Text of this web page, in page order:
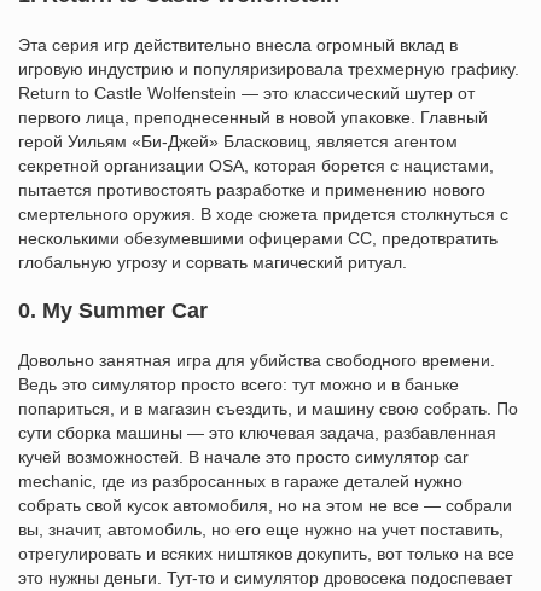
Эта серия игр действительно внесла огромный вклад в
игровую индустрию и популяризировала трехмерную графику.
Return to Castle Wolfenstein — это классический шутер от
первого лица, преподнесенный в новой упаковке. Главный
герой Уильям «Би-Джей» Бласковиц, является агентом
секретной организации OSA, которая борется с нацистами,
пытается противостоять разработке и применению нового
смертельного оружия. В ходе сюжета придется столкнуться с
несколькими обезумевшими офицерами СС, предотвратить
глобальную угрозу и сорвать магический ритуал.
0. My Summer Car
Довольно занятная игра для убийства свободного времени.
Ведь это симулятор просто всего: тут можно и в баньке
попариться, и в магазин съездить, и машину свою собрать. По
сути сборка машины — это ключевая задача, разбавленная
кучей возможностей. В начале это просто симулятор car
mechanic, где из разбросанных в гараже деталей нужно
собрать свой кусок автомобиля, но на этом не все — собрали
вы, значит, автомобиль, но его еще нужно на учет поставить,
отрегулировать и всяких ништяков докупить, вот только на все
это нужны деньги. Тут-то и симулятор дровосека подоспевает